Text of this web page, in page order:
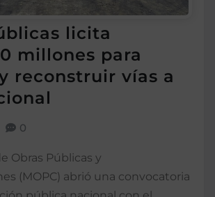
licita
millones para
reconstruir vías a
0
Obras Públicas y
(MOPC) abrió una convocatoria